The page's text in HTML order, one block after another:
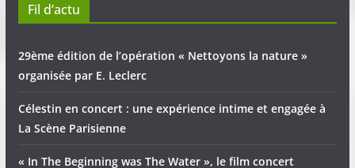
Fil d’actu
29ème édition de l’opération « Nettoyons la nature »
organisée par E. Leclerc
Célestin en concert : une expérience intime et engagée à
La Scène Parisienne
« In The Beginning was The Water », le film concert